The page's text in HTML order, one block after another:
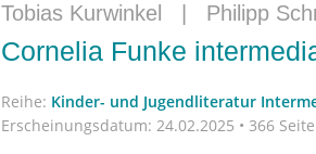
Tobias Kurwinkel Philipp
Cornelia Funke
Reihe: Kinder- und Jugendliteratur
Erscheinungsdatum: 24.02.2025 • 366